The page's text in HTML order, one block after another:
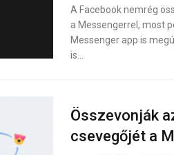
A Facebook nemrég
a Messengerrel, most
Messenger app is
is…
Összevonják
csevegőjét a